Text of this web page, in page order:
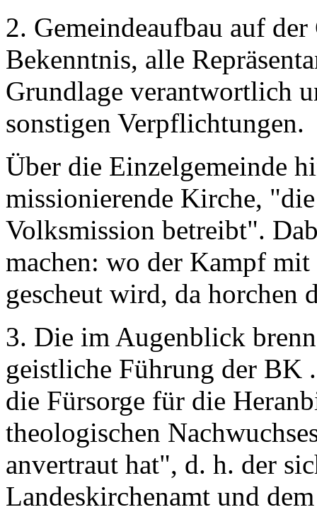
2. Gemeindeaufbau auf
Bekenntnis, alle
Grundlage verantwortlich
sonstigen Verpflichtungen.
Über die Einzelgemeinde
missionierende Kirche,
Volksmission betreibt".
machen: wo der Kampf
gescheut wird, da horchen
3. Die im Augenblick
geistliche Führung der BK
die Fürsorge für die
theologischen
anvertraut hat", d. h. der
Landeskirchenamt und